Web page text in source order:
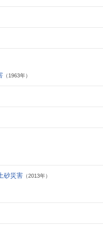
（1963年）
砂災害 （2013年）